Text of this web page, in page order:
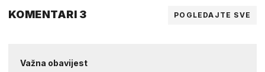
KOMENTARI 3 POGLEDAJTE SVE
Važna obavijest